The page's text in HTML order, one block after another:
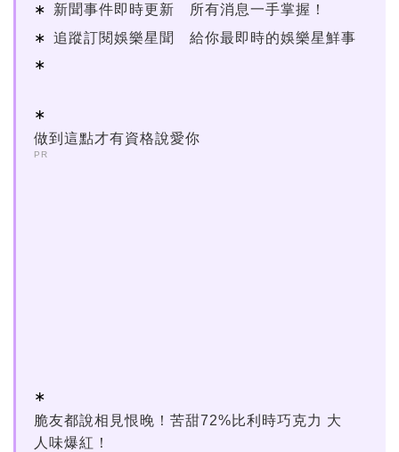
新聞事件即時更新 所有消息一手掌握！
追蹤訂閱娛樂星聞 給你最即時的娛樂星鮮事
做到這點才有資格說愛你
PR
脆友都說相見恨晚！苦甜72%比利時巧克力 大
人味爆紅！